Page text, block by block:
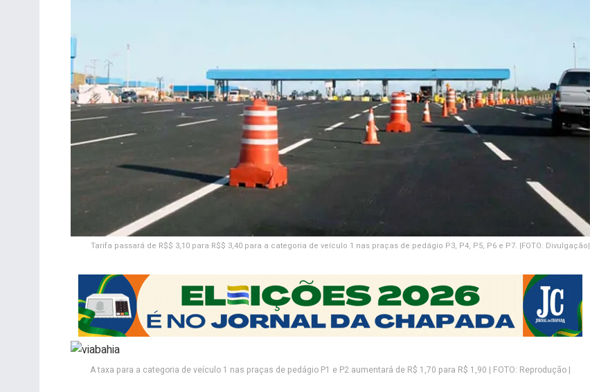
Tarifa passará de R$$ 3,10 para R$$ 3,40 para a categoria de veículo 1 nas praças de pedágio P3, P4, P5, P6 e P7. |FOTO: Divulgação|
A taxa para a categoria de veículo 1 nas praças de pedágio P1 e P2 aumentará de R$ 1,70 para R$ 1,90 | FOTO: Reprodução |